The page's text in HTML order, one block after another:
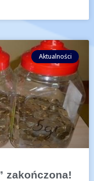
Aktualności
zakończona!